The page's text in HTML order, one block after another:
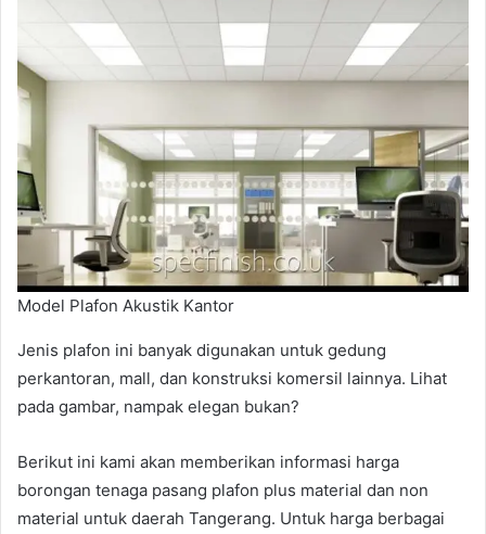
Model Plafon Akustik Kantor
Jenis plafon ini banyak digunakan untuk gedung
perkantoran, mall, dan konstruksi komersil lainnya. Lihat
pada gambar, nampak elegan bukan?
Berikut ini kami akan memberikan informasi harga
borongan tenaga pasang plafon plus material dan non
material untuk daerah Tangerang. Untuk harga berbagai